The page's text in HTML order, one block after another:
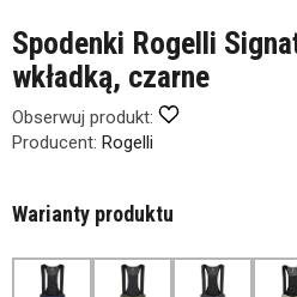
Spodenki Rogelli
wkładką, czarne
Obserwuj produkt:
Producent: Rogelli
Warianty produktu